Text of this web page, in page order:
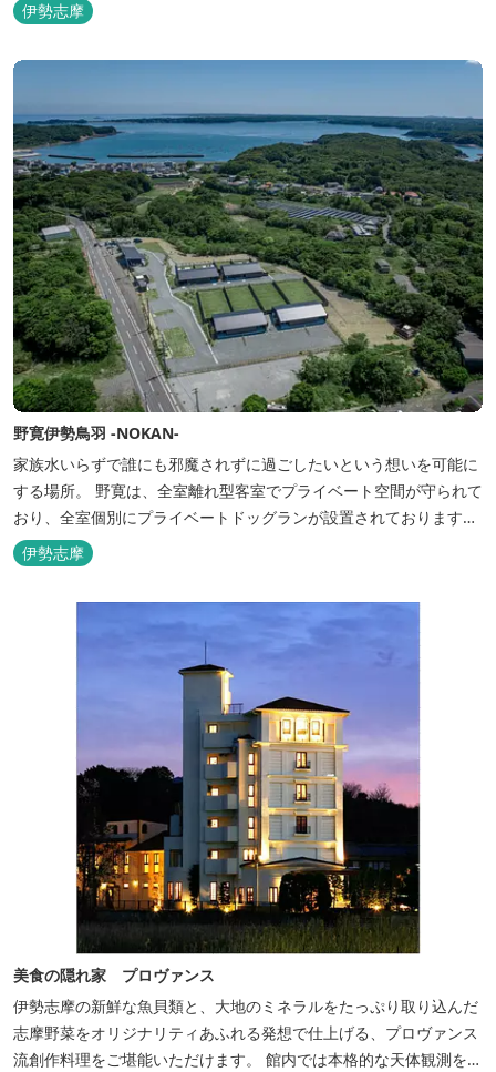
伊勢志摩
野寛伊勢鳥羽 -NOKAN-
家族水いらずで誰にも邪魔されずに過ごしたいという想いを可能に
する場所。 野寛は、全室離れ型客室でプライベート空間が守られて
おり、全室個別にプライベートドッグランが設置されております。
室内面積66㎡～115㎡、プライベートドッグラン面積140㎡～330㎡
を設置した広い作りで、 和モダンをコンセプトとした洗練されたデ
ザインのお部屋となります。 お部屋から望むプライベートドッグ
伊勢志摩
美食の隠れ家 プロヴァンス
伊勢志摩の新鮮な魚貝類と、大地のミネラルをたっぷり取り込んだ
志摩野菜をオリジナリティあふれる発想で仕上げる、プロヴァンス
流創作料理をご堪能いただけます。 館内では本格的な天体観測を日